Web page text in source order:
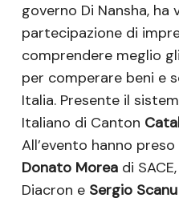
governo Di Nansha, ha
partecipazione di
comprendere meglio
per comperare beni e
Italia. Presente il
Italiano di Canton
All’evento hanno
Donato Moreadi SACE,
Diacron e Sergio Scanu